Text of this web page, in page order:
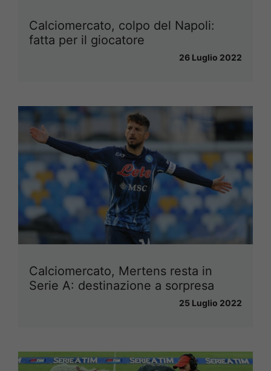
Calciomercato, colpo del Napoli:
fatta per il giocatore
26 Luglio 2022
Calciomercato, Mertens resta in
Serie A: destinazione a sorpresa
25 Luglio 2022